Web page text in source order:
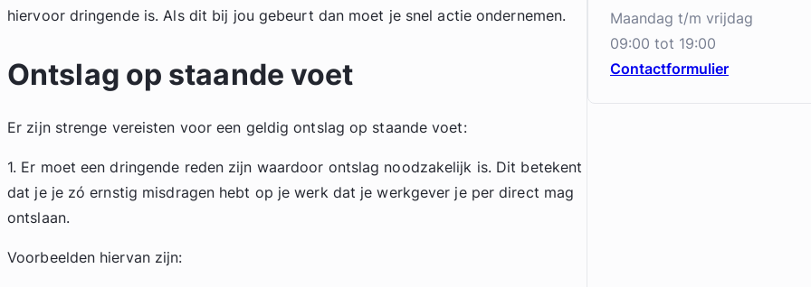
hiervoor dringende is. Als dit bij jou gebeurt dan moet je snel actie ondernemen.
Ontslag op staande voet
Er zijn strenge vereisten voor een geldig ontslag op staande voet:
1. Er moet een dringende reden zijn waardoor ontslag noodzakelijk is. Dit betekent
dat je je zó ernstig misdragen hebt op je werk dat je werkgever je per direct mag
ontslaan.
Voorbeelden hiervan zijn:
maandag t/m vrijdag
09:00 tot 19:00
Contactformulier